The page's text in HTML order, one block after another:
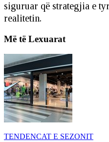
siguruar që strategjia e
realitetin.
Më të Lexuarat
TENDENCAT E SEZONIT